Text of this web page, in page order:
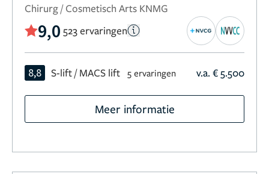
Chirurg / Cosmetisch Arts KNMG
9,0 523 ervaringen
8,8 S-lift / MACS lift 5 ervaringen v.a. € 5.500
Meer informatie